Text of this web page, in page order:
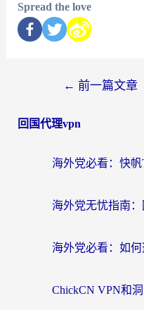
Spread the love
← 前一篇文章
回国代理vpn